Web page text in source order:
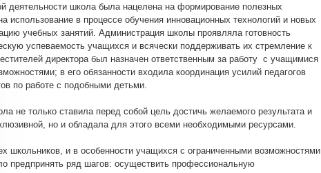
деятельности школа была нацелена на формирование полезных
использование в процессе обучения инновационных технологий и новых
учебных занятий. Администрация школы проявляла готовность
успеваемость учащихся и всячески поддерживать их стремление к
директора был назначен ответственным за работу с учащимися
в его обязанности входила координация усилий педагогов
по работе с подобными детьми.
не только ставила перед собой цель достичь желаемого результата и
но и обладала для этого всеми необходимыми ресурсами.
школьников, и в особенности учащихся с ограниченными возможностями
предпринять ряд шагов: осуществить профессиональную